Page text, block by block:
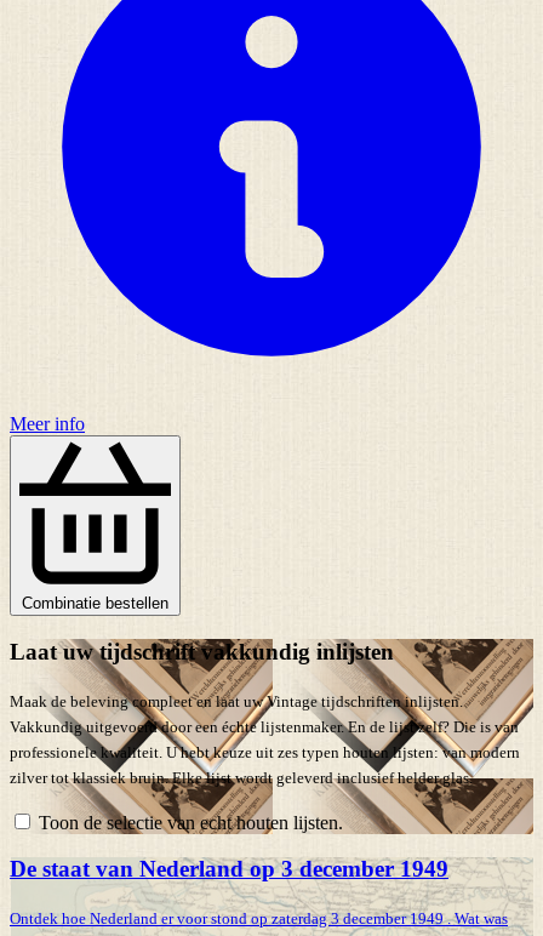
Meer info
Combinatie bestellen
Laat uw tijdschrift vakkundig inlijsten
Maak de beleving compleet en laat uw Vintage tijdschriften inlijsten.
Vakkundig uitgevoerd door een échte lijstenmaker. En de lijst zelf? Die is van
professionele kwaliteit. U hebt keuze uit zes typen houten lijsten: van modern
zilver tot klassiek bruin. Elke lijst wordt geleverd inclusief helder glas.
Toon de selectie van echt houten lijsten.
De staat van Nederland op 3 december 1949
Ontdek hoe Nederland er voor stond op zaterdag 3 december 1949 . Wat was